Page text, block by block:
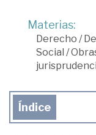
Materias:
Derecho /
Social /
Índice